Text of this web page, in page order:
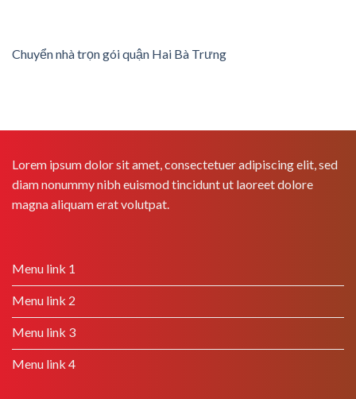
Chuyển nhà trọn gói quận Hai Bà Trưng
Lorem ipsum dolor sit amet, consectetuer adipiscing elit, sed
diam nonummy nibh euismod tincidunt ut laoreet dolore
magna aliquam erat volutpat.
Menu link 1
Menu link 2
Menu link 3
Menu link 4